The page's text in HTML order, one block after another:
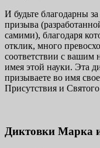
И будьте благодарны
призыва
самими), благодаря
отклик, много
соответствии с
имея этой науки. Эта
призываете во имя
Присутствия и
Диктовки Марка